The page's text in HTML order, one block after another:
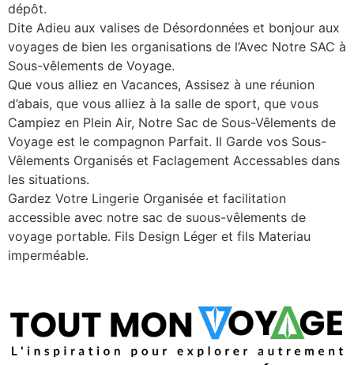
dépôt.
Dite Adieu aux valises de Désordonnées et bonjour aux
voyages de bien les organisations de l’Avec Notre SAC à
Sous-vêlements de Voyage.
Que vous alliez en Vacances, Assisez à une réunion
d’abais, que vous alliez à la salle de sport, que vous
Campiez en Plein Air, Notre Sac de Sous-Vêlements de
Voyage est le compagnon Parfait. Il Garde vos Sous-
Vêlements Organisés et Faclagement Accessables dans
les situations.
Gardez Votre Lingerie Organisée et facilitation
accessible avec notre sac de suous-vêlements de
voyage portable. Fils Design Léger et fils Materiau
imperméable.